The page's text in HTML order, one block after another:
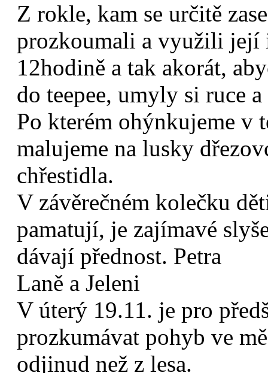
Z rokle, kam se určitě
prozkoumali a využili její
12hodině a tak akorát,
do teepee, umyly si ruce
Po kterém ohýnkujeme v
malujeme na lusky
chřestidla.
V závěrečném kolečku
pamatují, je zajímavé
dávají přednost. Petra
Laně a Jeleni
V úterý 19.11. je pro
prozkumávat pohyb ve
odjinud než z lesa.